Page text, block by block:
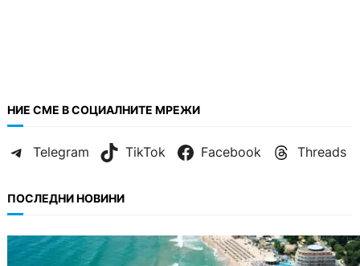
НИЕ СМЕ В СОЦИАЛНИТЕ МРЕЖИ
Telegram TikTok Facebook Threads
ПОСЛЕДНИ НОВИНИ
ИКОНОМИКА